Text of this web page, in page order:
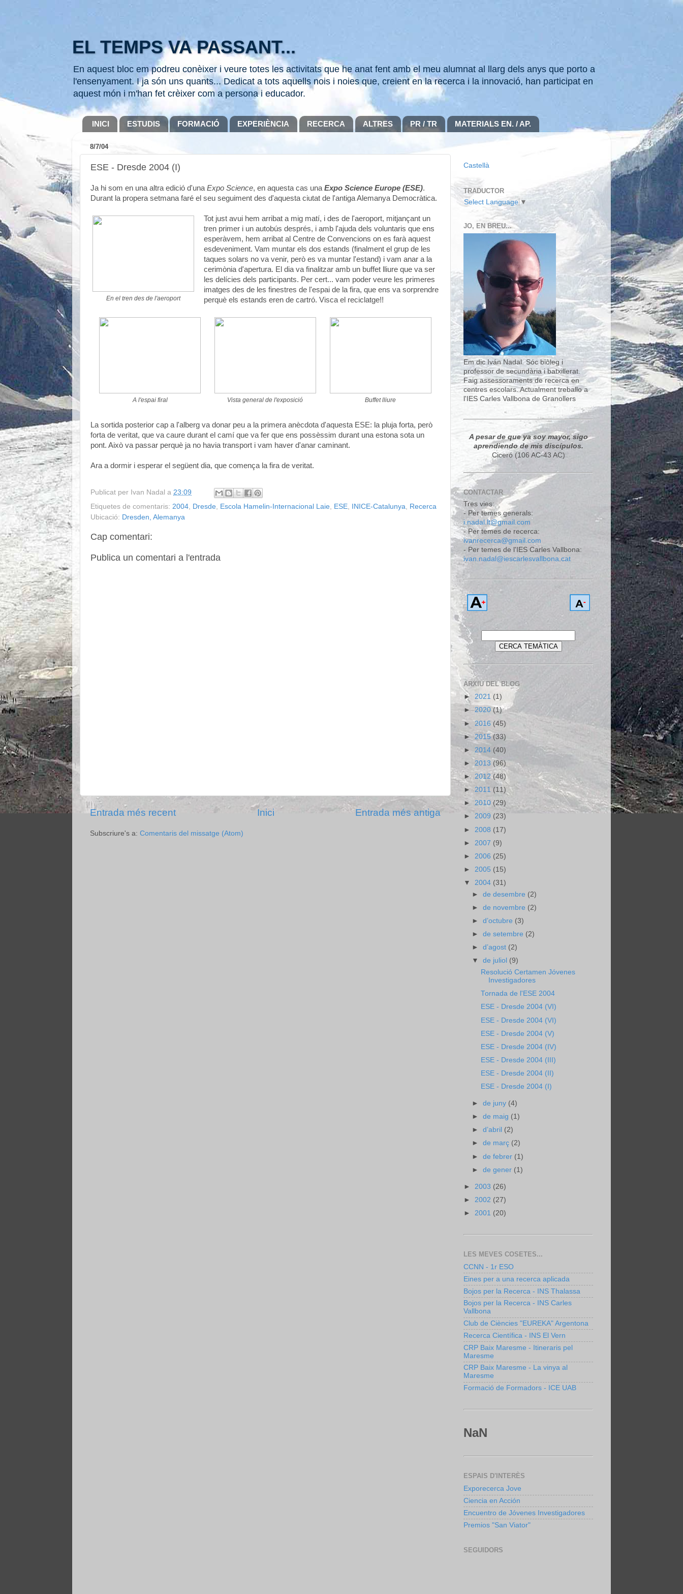
EL TEMPS VA PASSANT...
En aquest bloc em podreu conèixer i veure totes les activitats que he anat fent amb el meu alumnat al llarg dels anys que porto a
l'ensenyament. I ja són uns quants... Dedicat a tots aquells nois i noies que, creient en la recerca i la innovació, han participat en
aquest món i m'han fet crèixer com a persona i educador.
INICI ESTUDIS FORMACIÓ EXPERIÈNCIA RECERCA ALTRES PR / TR MATERIALS EN. / AP.
8/7/04
ESE - Dresde 2004 (I)
Ja hi som en una altra edició d'una Expo Science, en aquesta cas una Expo Science Europe (ESE).
Durant la propera setmana faré el seu seguiment des d'aquesta ciutat de l'antiga Alemanya Democràtica.
En el tren des de l'aeroport
Tot just avui hem arribat a mig matí, i des de l'aeroport, mitjançant un
tren primer i un autobús després, i amb l'ajuda dels voluntaris que ens
esperàvem, hem arribat al Centre de Convencions on es farà aquest
esdeveniment. Vam muntar els dos estands (finalment el grup de les
taques solars no va venir, però es va muntar l'estand) i vam anar a la
cerimònia d'apertura. El dia va finalitzar amb un buffet lliure que va ser
les delícies dels participants. Per cert... vam poder veure les primeres
imatges des de les finestres de l'espai de la fira, que ens va sorprendre
perquè els estands eren de cartró. Visca el reciclatge!!
A l'espai firal Vista general de l'exposició Buffet lliure
La sortida posterior cap a l'alberg va donar peu a la primera anècdota d'aquesta ESE: la pluja forta, però
forta de veritat, que va caure durant el camí que va fer que ens possèssim durant una estona sota un
pont. Això va passar perquè ja no havia transport i vam haver d'anar caminant.
Ara a dormir i esperar el següent dia, que comença la fira de veritat.
Publicat per Ivan Nadal a 23:09
Etiquetes de comentaris: 2004 Dresde Escola Hamelin-Internacional Laie ESE INICE-Catalunya
Recerca
Ubicació: Dresden, Alemanya
Cap comentari:
Publica un comentari a l'entrada
Entrada més recent Entrada més antiga
Inici
Subscriure's a: Comentaris del missatge (Atom)
Castellà
TRADUCTOR
Select Language ▼
JO, EN BREU...
Em dic Iván Nadal. Sóc biòleg i
professor de secundària i batxillerat.
Faig assessoraments de recerca en
centres escolars. Actualment treballo a
l'IES Carles Vallbona de Granollers
A pesar de que ya soy mayor, sigo
aprendiendo de mis discípulos.
Ciceró (106 AC-43 AC)
CONTACTAR
Tres vies:
- Per temes generals:
i.nadal.lt@gmail.com
- Per temes de recerca:
ivanrecerca@gmail.com
- Per temes de l'IES Carles Vallbona:
ivan.nadal@iescarlesvallbona.cat
ARXIU DEL BLOG
► 2021 (1)
►2020 (1)
► 2016 (45)
► 2015(33)
► 2014 (40)
► 2013 (96)
► 2012(48)
►2011 (11)
► 2010(29)
► 2009 (23)
► 2008 (17)
► 2007 (9)
► 2006 (25)
► 2005 (15)
▼ 2004 (31)
►de desembre (2)
►de novembre (2)
►d’octubre (3)
►de setembre (2)
►d’agost (2)
▼de juliol (9)
Resolució Certamen Jóvenes
Investigadores
Tornada de l'ESE 2004
ESE - Dresde 2004 (VI)
ESE - Dresde 2004 (VI)
ESE - Dresde 2004 (V)
ESE - Dresde 2004 (IV)
ESE - Dresde 2004 (III)
ESE - Dresde 2004 (II)
ESE - Dresde 2004 (I)
►de juny (4)
►de maig (1)
►d’abril (2)
►de març (2)
►de febrer (1)
►de gener (1)
► 2003 (26)
► 2002 (27)
► 2001 (20)
LES MEVES COSETES...
CCNN - 1r ESO
Eines per a una recerca aplicada
Bojos per la Recerca - INS Thalassa
Bojos per la Recerca - INS Carles
Vallbona
Club de Ciències "EUREKA" Argentona
Recerca Científica - INS El Vern
CRP Baix Maresme - Itineraris pel
Maresme
CRP Baix Maresme - La vinya al
Maresme
Formació de Formadors - ICE UAB
NaN
ESPAIS D'INTERÈS
Exporecerca Jove
Ciencia en Acción
Encuentro de Jóvenes Investigadores
Premios "San Viator"
SEGUIDORS